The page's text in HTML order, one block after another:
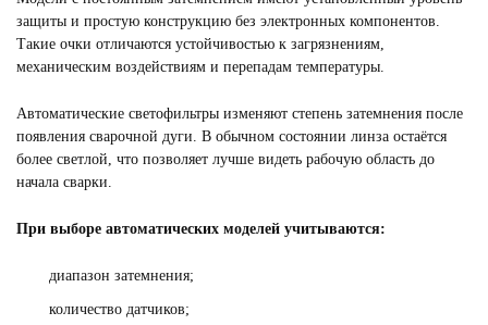
защиты и простую конструкцию без электронных компонентов.
Такие очки отличаются устойчивостью к загрязнениям,
механическим воздействиям и перепадам температуры.
Автоматические светофильтры изменяют степень затемнения после
появления сварочной дуги. В обычном состоянии линза остаётся
более светлой, что позволяет лучше видеть рабочую область до
начала сварки.
При выборе автоматических моделей учитываются:
диапазон затемнения;
количество датчиков;